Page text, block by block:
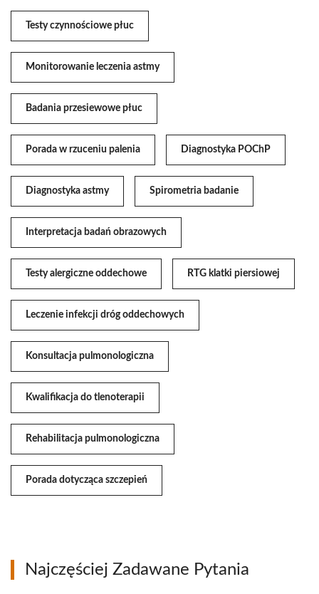
Testy czynnościowe płuc
Monitorowanie leczenia astmy
Badania przesiewowe płuc
Porada w rzuceniu palenia Diagnostyka POChP
Diagnostyka astmy Spirometria badanie
Interpretacja badań obrazowych
Testy alergiczne oddechowe RTG klatki piersiowej
Leczenie infekcji dróg oddechowych
Konsultacja pulmonologiczna
Kwalifikacja do tlenoterapii
Rehabilitacja pulmonologiczna
Porada dotycząca szczepień
Najczęściej Zadawane Pytania